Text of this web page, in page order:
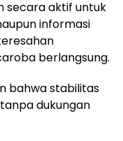
secara aktif untuk
informasi
berlangsung.
bahwa stabilitas
dukungan